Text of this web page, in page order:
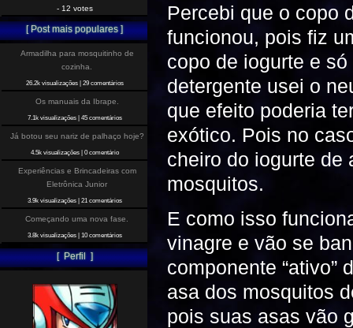
Percebi que o copo
funcionou, pois fiz
copo de iogurte e
detergente usei o
que efeito poderia
exótico. Pois no
cheiro do iogurte de
mosquitos.
E como isso
vinagre e vão se
componente “ativo”
asa dos mosquitos
pois suas asas vão
- 12 votes
[ Post mais populares ]
Armadilha para mosquitinho de
cozinha.
26.2k visualizações| 29 comentários
Os manuais da Ibrape.
7.1k visualizações| 45 comentários
Já botou seu nariz de palhaço hoje?
4.5k visualizações| 0 comentário
Experiências e Brincadeiras com
Eletrônica Junior
3.9k visualizações| 21 comentários
Começando uma nova fase.
3.8k visualizações| 10 comentários
[ Perfil ]